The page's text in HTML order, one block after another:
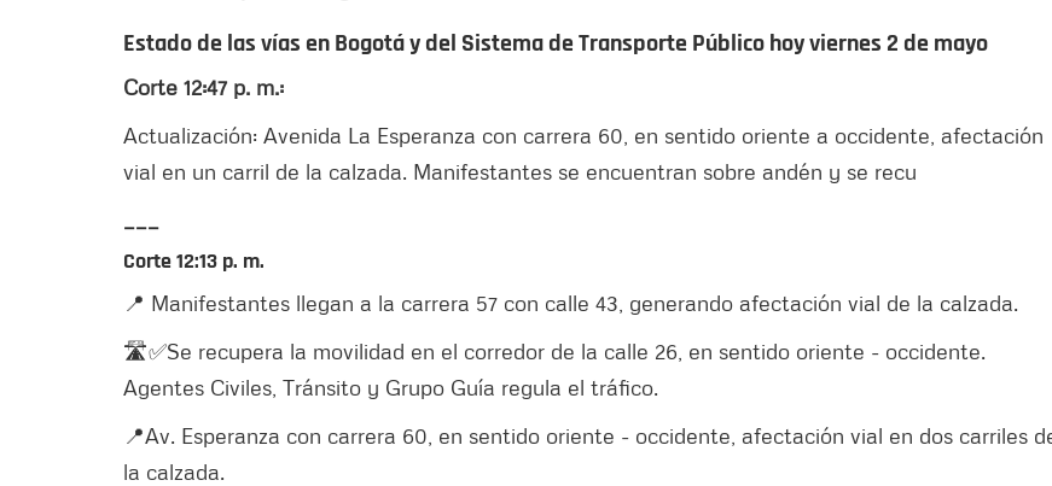
Estado de las vías en Bogotá y del Sistema de Transporte Público hoy viernes 2 de mayo
Corte 12:47 p. m.:
Actualización: Avenida La Esperanza con carrera 60, en sentido oriente a occidente, afectación
vial en un carril de la calzada. Manifestantes se encuentran sobre andén y se recu
Corte 12:13 p. m.
📍 Manifestantes llegan a la carrera 57 con calle 43, generando afectación vial de la calzada.
🛣️✅Se recupera la movilidad en el corredor de la calle 26, en sentido oriente - occidente.
Agentes Civiles, Tránsito y Grupo Guía regula el tráfico.
📍Av. Esperanza con carrera 60, en sentido oriente - occidente, afectación vial en dos carriles
la calzada.